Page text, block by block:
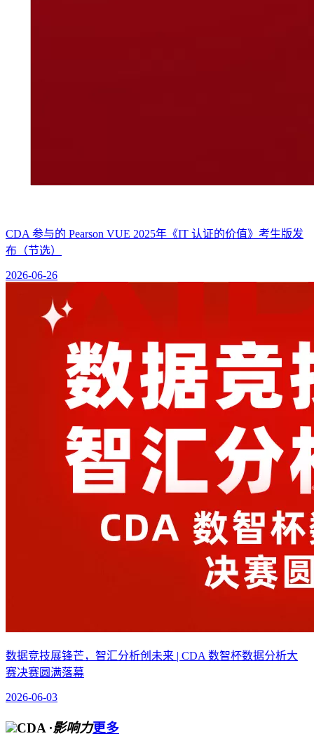
CDA 参与的 Pearson VUE 2025年《IT 认证的价值》考生版发
布（节选）
2026-06-26
数据竞技展锋芒，智汇分析创未来 | CDA 数智杯数据分析大
赛决赛圆满落幕
2026-06-03
CDA ·影响力更多